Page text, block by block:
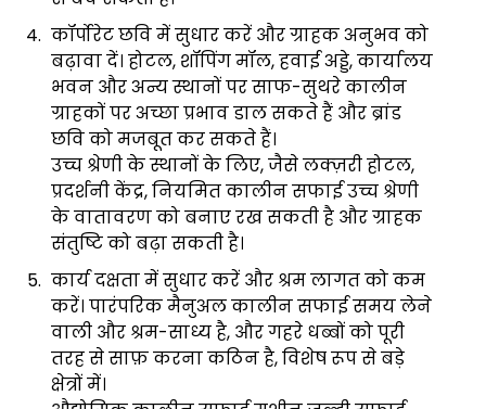
कॉर्पोरेट छवि में सुधार करें और ग्राहक अनुभव को
बढ़ावा दें। होटल, शॉपिंग मॉल, हवाई अड्डे, कार्यालय
भवन और अन्य स्थानों पर साफ-सुथरे कालीन
ग्राहकों पर अच्छा प्रभाव डाल सकते हैं और ब्रांड
छवि को मजबूत कर सकते हैं।
उच्च श्रेणी के स्थानों के लिए, जैसे लक्ज़री होटल,
प्रदर्शनी केंद्र, नियमित कालीन सफाई उच्च श्रेणी
के वातावरण को बनाए रख सकती है और ग्राहक
संतुष्टि को बढ़ा सकती है।
कार्य दक्षता में सुधार करें और श्रम लागत को कम
करें। पारंपरिक मैनुअल कालीन सफाई समय लेने
वाली और श्रम-साध्य है, और गहरे धब्बों को पूरी
तरह से साफ़ करना कठिन है, विशेष रूप से बड़े
क्षेत्रों में।